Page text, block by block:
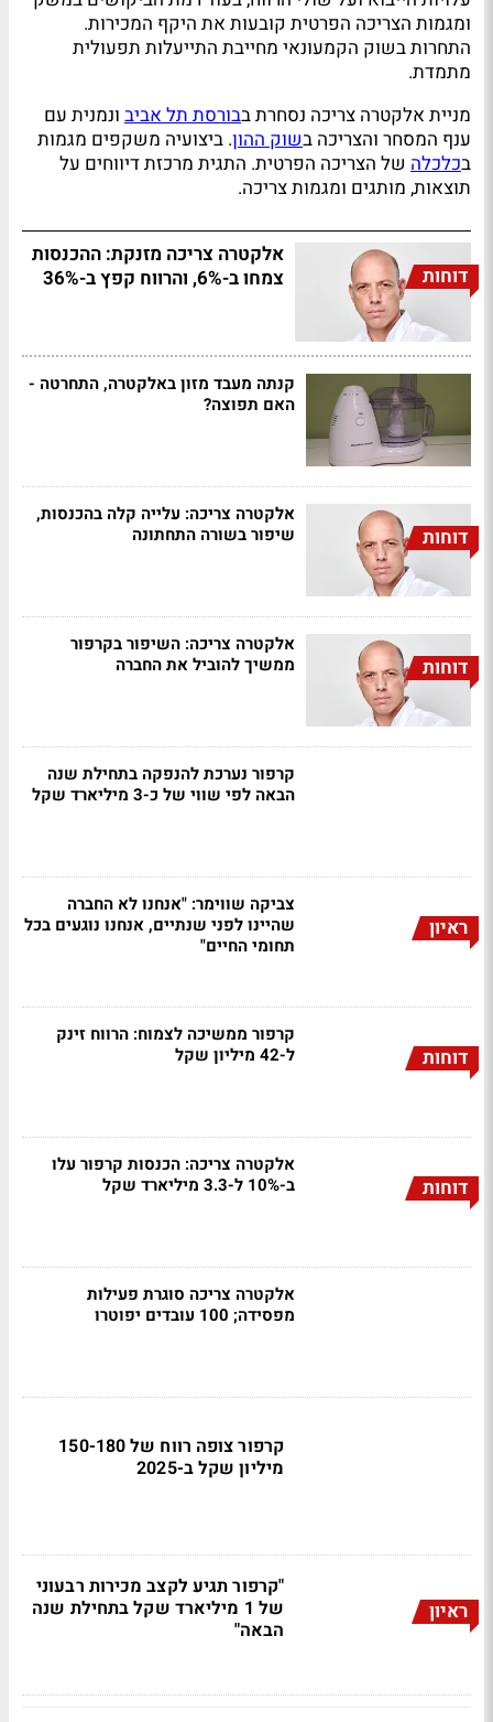
ומגמות הצריכה הפרטית קובעות את היקף המכירות.
התחרות בשוק הקמעונאי מחייבת התייעלות תפעולית
מתמדת.
מניית אלקטרה צריכה נסחרת בבורסת תל אביב ונמנית עם
ענף המסחר והצריכה בשוק ההון. ביצועיה משקפים מגמות
בכלכלה של הצריכה הפרטית. התגית מרכזת דיווחים על
תוצאות, מותגים ומגמות צריכה.
דוחות
אלקטרה צריכה מזנקת: ההכנסות
צמחו ב-6%, והרווח קפץ ב-36%
קנתה מעבד מזון באלקטרה, התחרטה -
האם תפוצה?
דוחות
אלקטרה צריכה: עלייה קלה בהכנסות,
שיפור בשורה התחתונה
דוחות
אלקטרה צריכה: השיפור בקרפור
ממשיך להוביל את החברה
קרפור נערכת להנפקה בתחילת שנה
הבאה לפי שווי של כ-3 מיליארד שקל
ראיון
צביקה שווימר: "אנחנו לא החברה
שהיינו לפני שנתיים, אנחנו נוגעים בכל
תחומי החיים"
דוחות
קרפור ממשיכה לצמוח: הרווח זינק
ל-42 מיליון שקל
דוחות
אלקטרה צריכה: הכנסות קרפור עלו
ב-10% ל-3.3 מיליארד שקל
אלקטרה צריכה סוגרת פעילות
מפסידה; 100 עובדים יפוטרו
קרפור צופה רווח של 150-180
מיליון שקל ב-2025
ראיון
"קרפור תגיע לקצב מכירות רבעוני
של 1 מיליארד שקל בתחילת שנה
הבאה"